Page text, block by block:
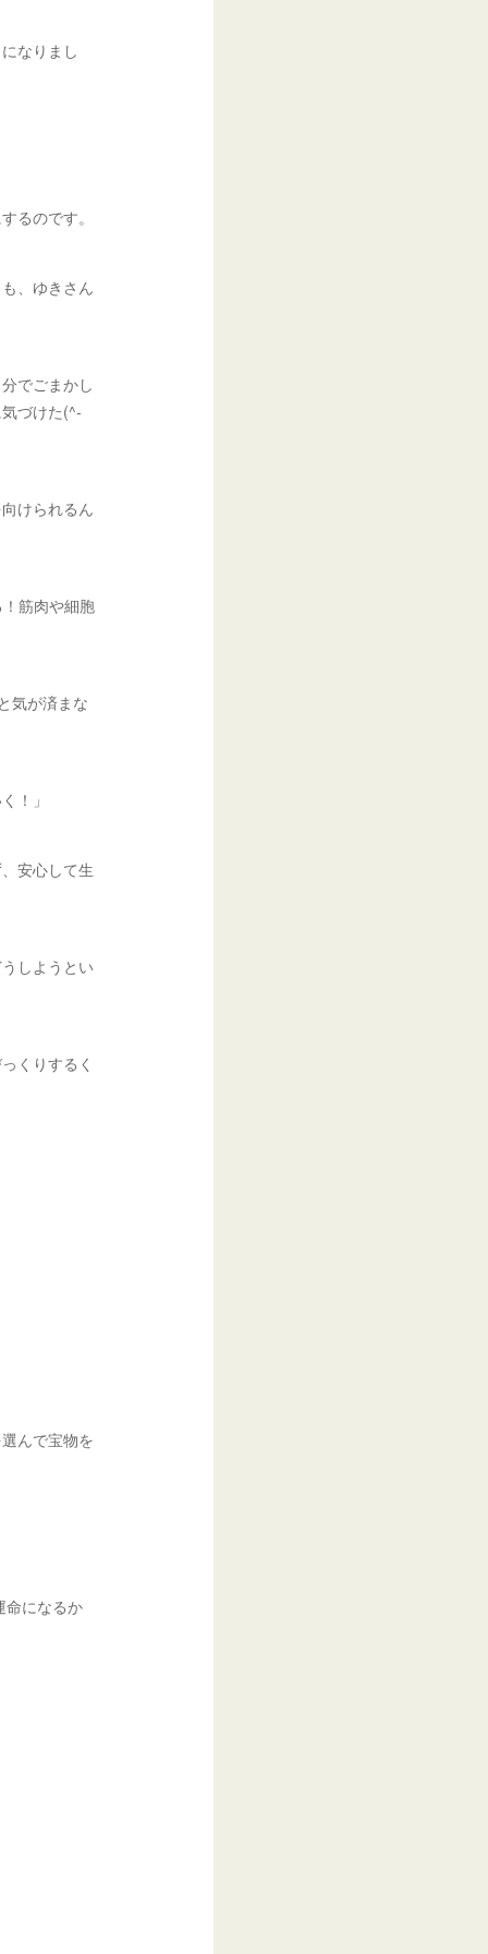
なりまし
るのです。
、ゆきさん
でごまかし
づけた(^-
けられるん
筋肉や細胞
気が済まな
！」
安心して生
しようとい
くりするく
んで宝物を
命になるか